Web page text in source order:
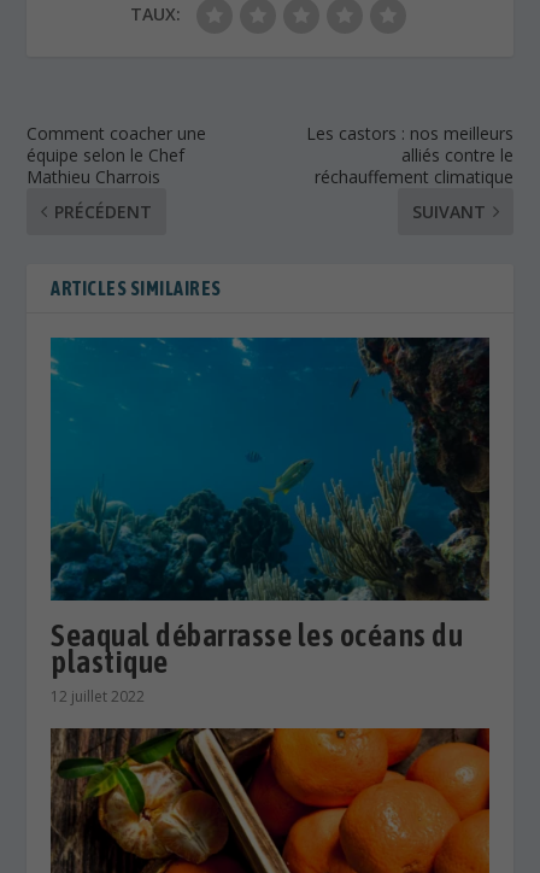
TAUX:
Comment coacher une
équipe selon le Chef
Mathieu Charrois
PRÉCÉDENT
Les castors : nos meilleurs
alliés contre le
réchauffement climatique
SUIVANT
ARTICLES SIMILAIRES
Seaqual débarrasse les océans du
plastique
12 juillet 2022